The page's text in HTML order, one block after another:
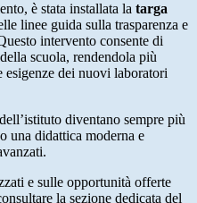
è stata installata la targa
linee guida sulla trasparenza e
intervento consente di
scuola, rendendola più
dei nuovi laboratori
diventano sempre più
una didattica moderna e
e sulle opportunità offerte
la sezione dedicata del